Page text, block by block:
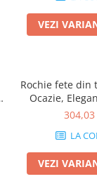
VEZI
Rochie fete din
Ocazie,
304,03
LA
VEZI